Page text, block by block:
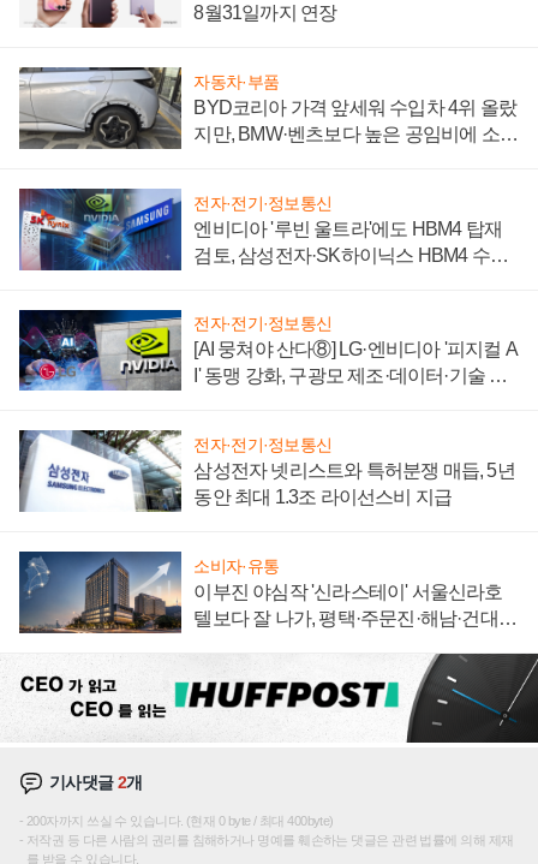
8월31일까지 연장
자동차·부품
BYD코리아 가격 앞세워 수입차 4위 올랐
지만, BMW·벤츠보다 높은 공임비에 소비
전자·전기·정보통신
엔비디아 '루빈 울트라'에도 HBM4 탑재
검토, 삼성전자·SK하이닉스 HBM4 수율
전자·전기·정보통신
[AI 뭉쳐야 산다⑧] LG·엔비디아 '피지컬 A
I' 동맹 강화, 구광모 제조·데이터·기술 결
전자·전기·정보통신
삼성전자 넷리스트와 특허분쟁 매듭, 5년
동안 최대 1.3조 라이선스비 지급
소비자·유통
이부진 야심작 '신라스테이' 서울신라호
텔보다 잘 나가, 평택·주문진·해남·건대로
기사댓글2개
200자까지 쓰실 수 있습니다. (현재 0 byte / 최대 400byte)
저작권 등 다른 사람의 권리를 침해하거나 명예를 훼손하는 댓글은 관련 법률에 의해 제재
를 받을 수 있습니다.